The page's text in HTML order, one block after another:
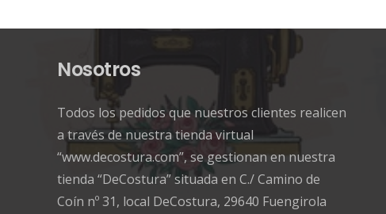
Nosotros
Todos los pedidos que nuestros clientes realicen
a través de nuestra tienda virtual
“www.decostura.com”, se gestionan en nuestra
tienda “DeCostura” situada en C./ Camino de
Coín nº 31, local DeCostura, 29640 Fuengirola